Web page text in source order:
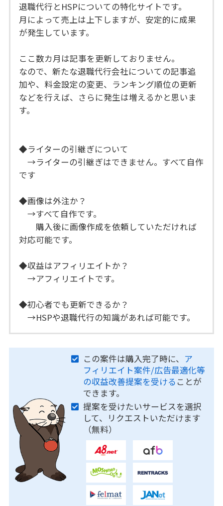
退職代行とHSPについての特化サイトです。
月によって売上は上下しますが、安定的に成果
が発生しています。
ここ数カ月は記事を更新しておりません。
なので、新たな退職代行会社についての記事追
加や、料金設定の変更、ランキング順位の更新
などを行えば、さらに発生は増えるかと思いま
す。
◆ライターの引継ぎについて
→ライターの引継ぎはできません。すべて自作
です
◆画像は外注か？
→すべて自作です。
購入後に画像作成を依頼していただければ
対応可能です。
◆収益はアフィリエイトか？
→アフィリエイトです。
◆初心者でも更新できるか？
→HSPや退職代行の知識があれば可能です。
この案件は購入完了時に、 ア
フィリエイト案件/広告最適化等
の収益改善提案を受ける ことが
できます。
提案を受けたいサービスを選択
して、リクエストいただけます
（無料）